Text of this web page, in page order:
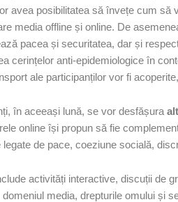
avea posibilitatea să învețe cum să
media offline și online. De
pacea și securitatea, dar și
cerințelor anti-epidemiologice în
ale participanților vor fi
în aceeași lună, se vor desfășura
online își propun să fie
legate de pace, coeziune socială,
activități interactive, discuții de
media, drepturile omului și